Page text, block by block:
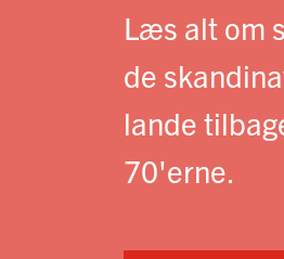
Læs alt om
de
lande
70'erne.